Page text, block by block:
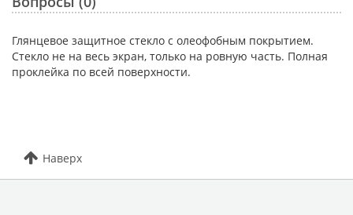
Глянцевое защитное стекло с олеофобным покрытием.
Стекло не на весь экран, только на ровную часть. Полная
проклейка по всей поверхности.
Наверх